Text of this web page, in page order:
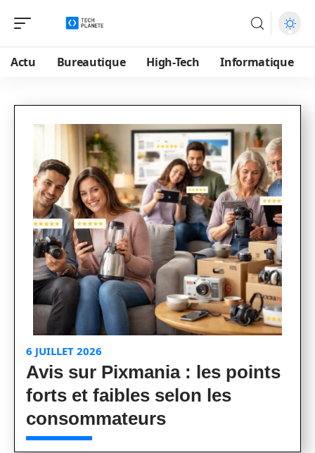
Actu Bureautique High-Tech Informatique
6 JUILLET 2026
Avis sur Pixmania : les points
forts et faibles selon les
consommateurs